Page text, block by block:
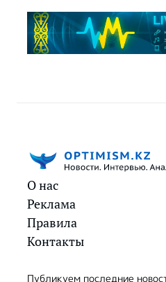
О нас
Реклама
Правила
Контакты
Публикуем последние